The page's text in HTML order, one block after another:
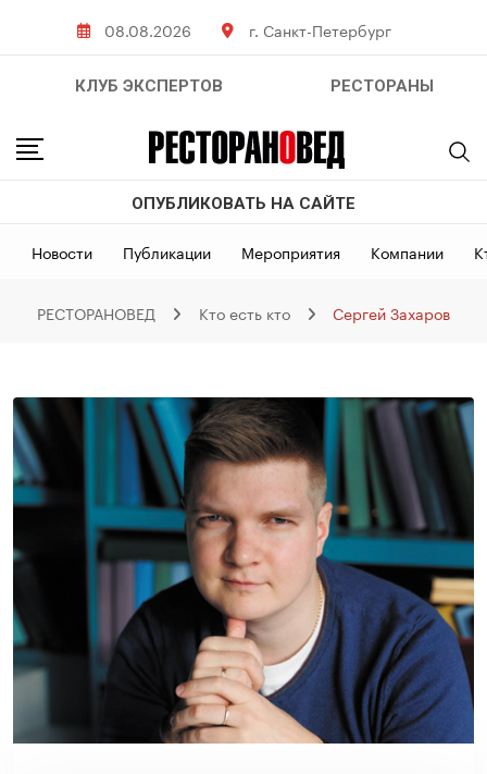
08.08.2026 г. Санкт-Петербург
КЛУБ ЭКСПЕРТОВ РЕСТОРАНЫ
ОПУБЛИКОВАТЬ НА САЙТЕ
Новости Публикации Мероприятия Компании
РЕСТОРАНОВЕД Кто есть кто Сергей Захаров